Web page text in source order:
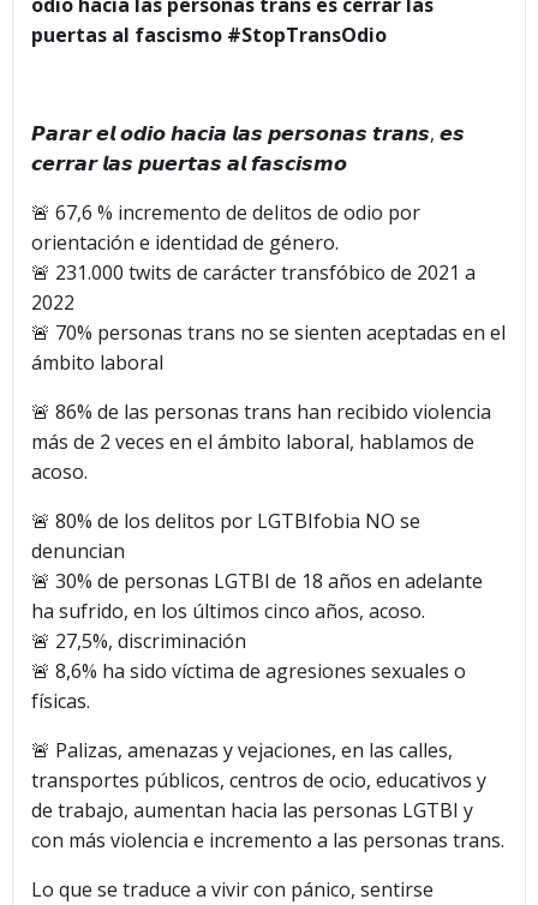
puertas al fascismo #StopTransOdio
𝙋𝙖𝙧𝙖𝙧 𝙚𝙡 𝙤𝙙𝙞𝙤 𝙝𝙖𝙘𝙞𝙖 𝙡𝙖𝙨 𝙥𝙚𝙧𝙨𝙤𝙣𝙖𝙨 𝙩𝙧𝙖𝙣𝙨, 𝙚𝙨
𝙘𝙚𝙧𝙧𝙖𝙧 𝙡𝙖𝙨 𝙥𝙪𝙚𝙧𝙩𝙖𝙨 𝙖𝙡 𝙛𝙖𝙨𝙘𝙞𝙨𝙢𝙤
🚨 67,6 % incremento de delitos de odio por
orientación e identidad de género.
🚨 231.000 twits de carácter transfóbico de 2021 a
2022
🚨 70% personas trans no se sienten aceptadas en el
ámbito laboral
🚨 86% de las personas trans han recibido violencia
más de 2 veces en el ámbito laboral, hablamos de
acoso.
🚨 80% de los delitos por LGTBIfobia NO se
denuncian
🚨 30% de personas LGTBI de 18 años en adelante
ha sufrido, en los últimos cinco años, acoso.
🚨 27,5%, discriminación
🚨 8,6% ha sido víctima de agresiones sexuales o
físicas.
🚨 Palizas, amenazas y vejaciones, en las calles,
transportes públicos, centros de ocio, educativos y
de trabajo, aumentan hacia las personas LGTBI y
con más violencia e incremento a las personas trans.
Lo que se traduce a vivir con pánico, sentirse